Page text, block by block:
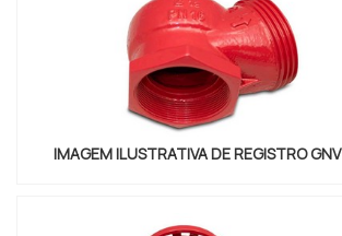
IMAGEM ILUSTRATIVA DE REGISTRO GNV